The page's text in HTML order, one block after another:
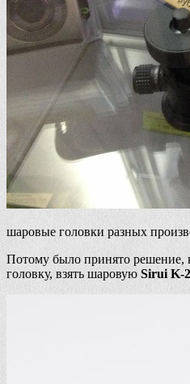
шаровые головки разных
Потому было принято
головку, взять шаровую Sirui K-